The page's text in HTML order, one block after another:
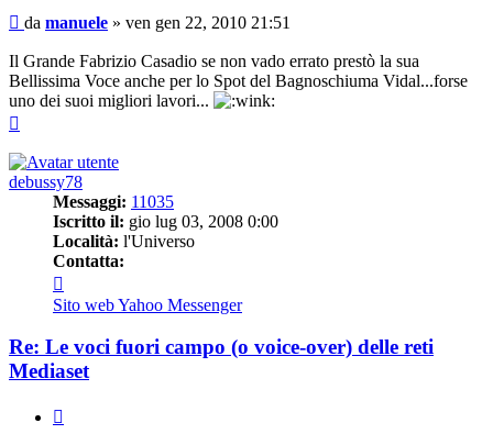
Messaggio
da manuele » ven gen 22, 2010 21:51
Il Grande Fabrizio Casadio se non vado errato prestò la sua
Bellissima Voce anche per lo Spot del Bagnoschiuma Vidal...forse
uno dei suoi migliori lavori...
debussy78
Messaggi: 11035
Iscritto il: gio lug 03, 2008 0:00
Località: l'Universo
Contatta:
debussy78
Sito webYahoo Messenger
Re: Le voci fuori campo (o voice-over) delle reti
Mediaset